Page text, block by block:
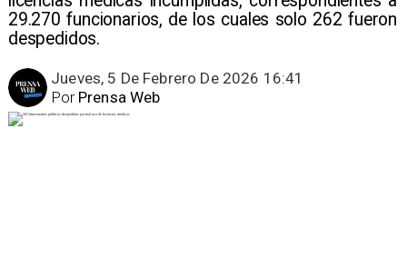
29.270 funcionarios, de los cuales solo 262 fueron
despedidos.
Jueves, 5 De Febrero De 2026 16:41
Prensa Web
Por